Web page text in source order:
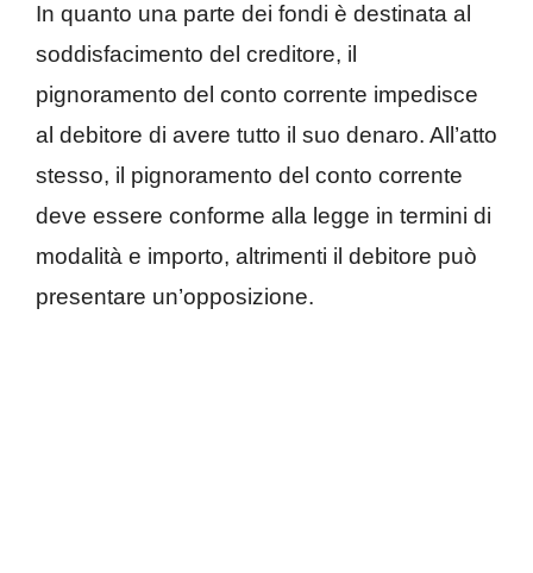
In quanto una parte dei fondi è destinata al
soddisfacimento del creditore, il
pignoramento del conto corrente impedisce
al debitore di avere tutto il suo denaro. All’atto
stesso, il pignoramento del conto corrente
deve essere conforme alla legge in termini di
modalità e importo, altrimenti il debitore può
presentare un’opposizione.